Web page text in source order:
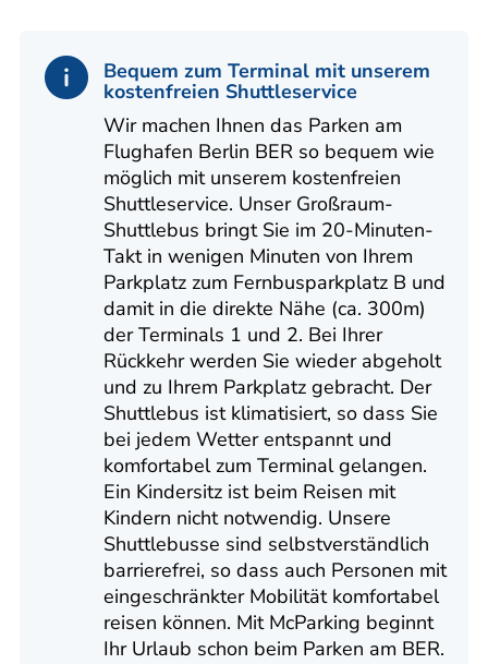
Bequem zum Terminal mit unserem
kostenfreien Shuttleservice
Wir machen Ihnen das Parken am
Flughafen Berlin BER so bequem wie
möglich mit unserem kostenfreien
Shuttleservice. Unser Großraum-
Shuttlebus bringt Sie im 20-Minuten-
Takt in wenigen Minuten von Ihrem
Parkplatz zum Fernbusparkplatz B und
damit in die direkte Nähe (ca. 300m)
der Terminals 1 und 2. Bei Ihrer
Rückkehr werden Sie wieder abgeholt
und zu Ihrem Parkplatz gebracht. Der
Shuttlebus ist klimatisiert, so dass Sie
bei jedem Wetter entspannt und
komfortabel zum Terminal gelangen.
Ein Kindersitz ist beim Reisen mit
Kindern nicht notwendig. Unsere
Shuttlebusse sind selbstverständlich
barrierefrei, so dass auch Personen mit
eingeschränkter Mobilität komfortabel
reisen können. Mit McParking beginnt
Ihr Urlaub schon beim Parken am BER.